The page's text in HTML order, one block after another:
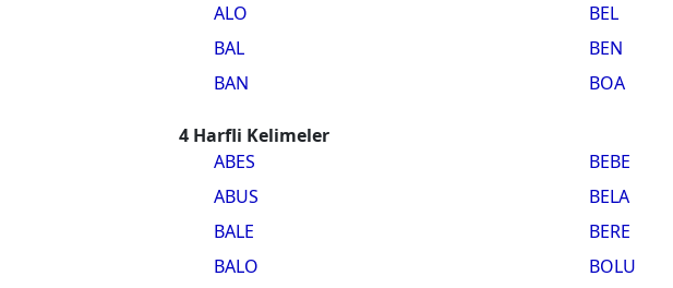
ALO
BAL
BAN
BEL
BEN
BOA
4 Harfli Kelimeler
ABES
ABUS
BALE
BALO
BEBE
BELA
BERE
BOLU